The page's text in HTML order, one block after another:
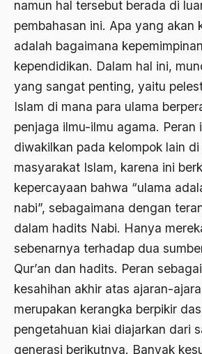
namun hal tersebut berada di
pembahasan ini. Apa yang akan
adalah bagaimana
kependidikan. Dalam hal ini,
yang sangat penting, yaitu
Islam di mana para ulama
penjaga ilmu-ilmu agama. Peran
diwakilkan pada kelompok lain
masyarakat Islam, karena ini
kepercayaan bahwa “ulama
nabi”, sebagaimana dengan
dalam hadits Nabi. Hanya
sebenarnya terhadap dua
Qur’an dan hadits. Peran
kesahihan akhir atas ajaran-
merupakan kerangka berpikir
pengetahuan kiai diajarkan dari
generasi berikutnya. Banyak
Ajaran Agama Islam
ajaran kemasyarakatan
Ajengan SIngaparna
Akademi Betawi
Akademi Jakarta
Akbar tanjung
akhlak
Akhlaq
Akidah
Aktivis
akulturasi